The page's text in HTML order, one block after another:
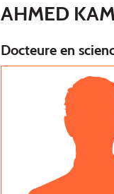
AHMED
Docteure en